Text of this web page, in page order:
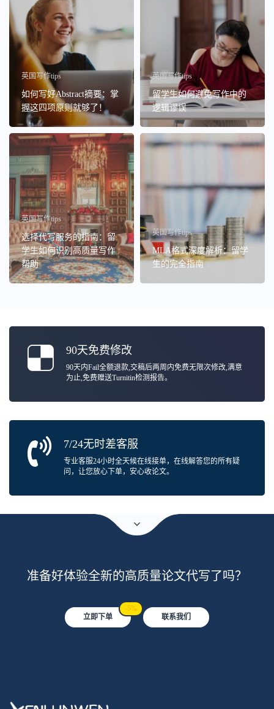
英国写作tips
如何写好Abstract摘要：掌
握这四项原则就够了！
英国写作tips
留学生如何避免写作中的
逻辑谬误
英国写作tips
选择代写服务的指南：留
学生如何识别高质量写作
帮助
英国写作tips
MLA格式深度解析：留学
生的完全指南
90天免费修改
90天内Fail全额退款,交稿后两周内免费无限次修改,满意
为止,免费赠送Turnitin检测报告。
7/24无时差客服
专业客服24小时全天候在线接单，在线解答您的所有疑
问，让您放心下单，安心收论文。
准备好体验全新的高质量论文代写了吗？
立即下单
-5%
联系我们